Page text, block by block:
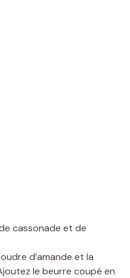
cassonade et de
d’amande et la
le beurre coupé en